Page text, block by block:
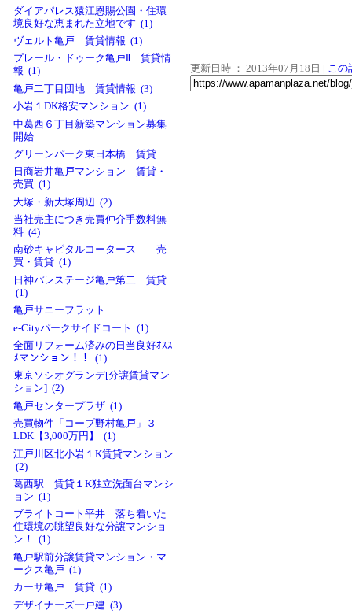
更新日時 ： 2013年07月18日 | この
ダイアパレス猿江恩賜公園・住環
境良好な恵まれた立地です (1)
ヴェルト亀戸 賃貸情報 (1)
プレール・ドゥーク亀戸Ⅱ 賃貸情
報 (1)
亀戸二丁目団地 賃貸情報 (3)
小岩１DK格安マンション (1)
中葛西６丁目新築マンション募集
開始
グリーンパーク東日本橋 賃貸
日商岩井亀戸マンション 賃貸・
売買 (1)
大塚・新大塚周辺 (2)
当社売主につき売買仲介手数料無
料 (4)
南砂キャピタルコータース 売
買・賃貸 (1)
日神パレステージ亀戸第二 賃貸
(1)
亀戸サニーフラット
e-Cityパークサイドコート (1)
全面リフォーム済みの日当良好ｵｽｽ
ﾒマンション！！ (1)
東京ソシオグランデ[分譲賃貸マン
ション] (2)
亀戸センタープラザ (1)
売買物件「コープ野村亀戸」３
LDK【3,000万円】 (1)
江戸川区北小岩１K賃貸マンション
(2)
葛西駅 賃貸１K独立洗面台マンシ
ョン (1)
ブライトコート平井 落ち着いた
住環境の眺望良好な分譲マンショ
ン！ (1)
亀戸駅前分譲賃貸マンション・マ
ークス亀戸 (1)
カーサ亀戸 賃貸 (1)
デザイナーズ一戸建 (3)